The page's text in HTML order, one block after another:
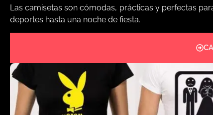
Las camisetas son cómodas, prácticas y perfectas
deportes hasta una noche de fiesta.